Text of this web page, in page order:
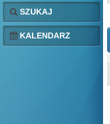
SZUKAJ
KALENDARZ